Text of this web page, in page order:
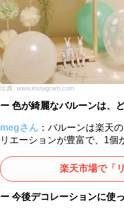
出典: www.instagram.com
ー 色が綺麗なバルーンは、
megさん ：バルーンは楽天
リエーションが豊富で、1個
楽天市場で「
ー 今後デコレーションに使